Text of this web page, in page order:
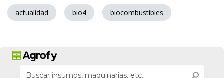
actualidad bio4 biocombustibles